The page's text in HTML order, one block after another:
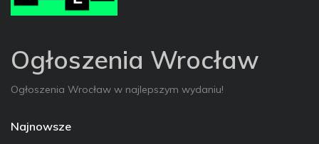
Ogłoszenia Wrocław
Ogłoszenia Wrocław w najlepszym wydaniu!
Najnowsze